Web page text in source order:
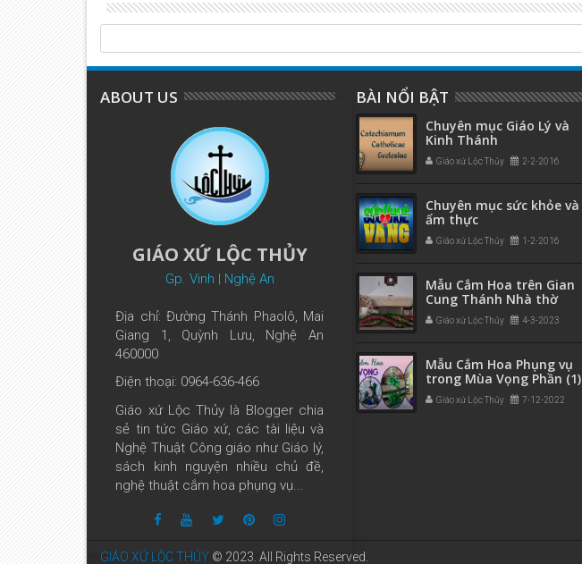
ABOUT US
GIÁO XỨ LỘC THỦY
Gp. Vinh | Nghệ An
Địa chỉ: Đường Thánh Phaolô, Mai
Giang 1, Quỳnh Lưu, Nghệ An
460000
Điện thoại: 0964-636-466
Giáo xứ Lộc Thủy là Blogger chia
sẻ tin tức Giáo xứ, các tài liệu và
Nghệ Thuật Công giáo như Giáo lý,
sách kinh nguyện nhiều chủ đề,
nghệ thuật cắm hoa phụng vụ...
BÀI NỔI BẬT
Chuyên mục Giáo Lý và
Kinh Thánh
Giáo xứ Lộc Thủy 2-2-2016
Chuyên mục sức khỏe và
ẩm thực
Giáo xứ Lộc Thủy 1-2-2016
Mẫu Cắm Hoa trên Gian
Cung Thánh Nhà thờ
Giáo xứ Lộc Thủy 4-3-2023
Mẫu Cắm Hoa Phụng vụ
trong Mùa Vọng Phần (1)
Giáo xứ Lộc Thủy 7-12-2022
GIÁO XỨ LỘC THỦY © 2023. All Rights Reserved.